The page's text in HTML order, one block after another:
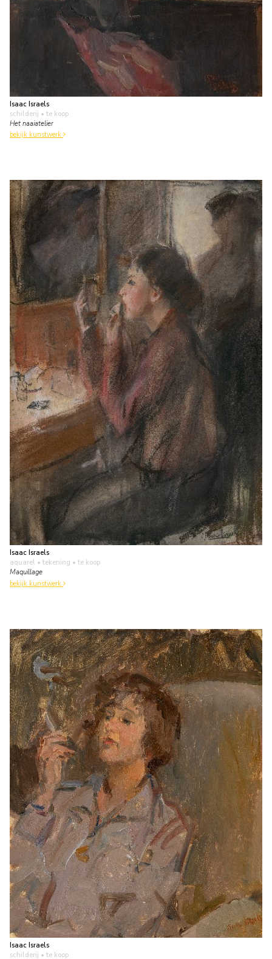
Isaac Israels
schilderij • te koop
Het naaiatelier
bekijk kunstwerk
Isaac Israels
aquarel • tekening • te koop
Maquillage
bekijk kunstwerk
Isaac Israels
schilderij • te koop